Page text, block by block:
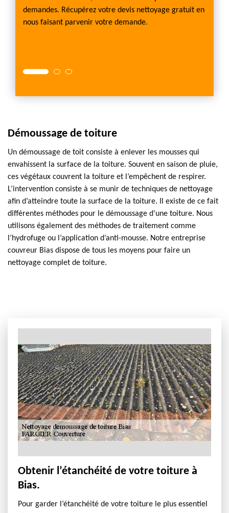
demandes. Récupérez votre devis nettoyage gratuit en
nous faisant parvenir votre demande.
Démoussage de toiture
Un démoussage de toit consiste à enlever les mousses qui
envahissent la surface de la toiture. Souvent en saison de pluie,
ces végétaux couvrent la toiture et l’empêchent de respirer.
L’intervention consiste à se munir de techniques de nettoyage
afin d’atteindre toute la surface de la toiture. Il existe de ce fait
différentes méthodes pour le démoussage d’une toiture. Nous
utilisons également des méthodes de traitement comme
l’hydrofuge ou l’application d’anti-mousse. Notre entreprise
couvreur Bias dispose de tous les moyens pour faire un
nettoyage complet de toiture.
Obtenir l’étanchéité de votre toiture à
Bias.
Pour garder l’étanchéité de votre toiture le plus essentiel